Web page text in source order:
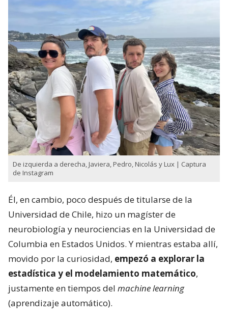
De izquierda a derecha, Javiera, Pedro, Nicolás y Lux | Captura
de Instagram
Él, en cambio, poco después de titularse de la
Universidad de Chile, hizo un magíster de
neurobiología y neurociencias en la Universidad de
Columbia en Estados Unidos. Y mientras estaba allí,
movido por la curiosidad, empezó a explorar la
estadística y el modelamiento matemático,
justamente en tiempos del machine learning
(aprendizaje automático).